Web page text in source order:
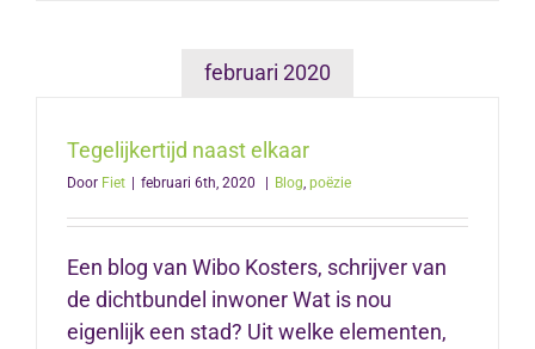
februari 2020
Tegelijkertijd naast elkaar
Door Fiet | februari 6th, 2020 | Blog poëzie
Een blog van Wibo Kosters, schrijver van
de dichtbundel inwoner Wat is nou
eigenlijk een stad? Uit welke elementen,